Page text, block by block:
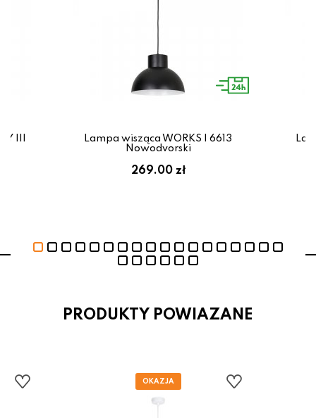
III
Lampa wisząca WORKS I 6613
Nowodvorski
269.00 zł
PRODUKTY POWIAZANE